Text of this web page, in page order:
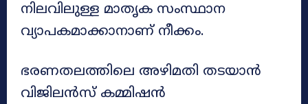
നിലവിലുള്ള മാതൃക സംസ്ഥാന
വ്യാപകമാക്കാനാണ് നീക്കം.
ഭരണതലത്തിലെ അഴിമതി തടയാൻ
വിജിലൻസ് കമ്മിഷൻ